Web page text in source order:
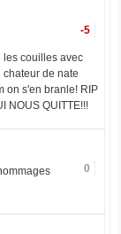
-5
les couilles avec
de nate
on s'en branle! RIP
NOUS QUITTE!!!
0